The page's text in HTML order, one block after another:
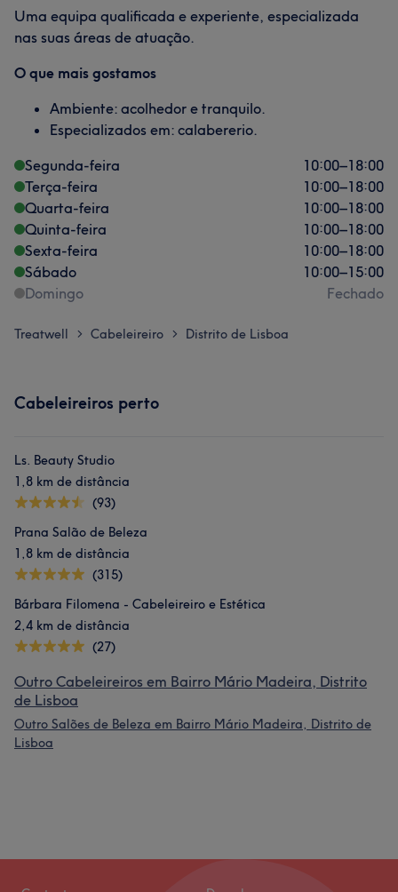
Uma equipa qualificada e experiente, especializada
nas suas áreas de atuação.
O que mais gostamos
Ambiente: acolhedor e tranquilo.
Especializados em: calabererio.
Segunda-feira
10:00–18:00
Terça-feira
10:00–18:00
Quarta-feira
10:00–18:00
Quinta-feira
10:00–18:00
Sexta-feira
10:00–18:00
Sábado
10:00–15:00
Domingo
Fechado
Treatwell > Cabeleireiro > Distrito de Lisboa
Cabeleireiros perto
Ls. Beauty Studio
1,8 km de distância
(93)
Prana Salão de Beleza
1,8 km de distância
(315)
Bárbara Filomena - Cabeleireiro e Estética
2,4 km de distância
(27)
Outro Cabeleireiros em Bairro Mário Madeira, Distrito
de Lisboa
Outro Salões de Beleza em Bairro Mário Madeira, Distrito de
Lisboa